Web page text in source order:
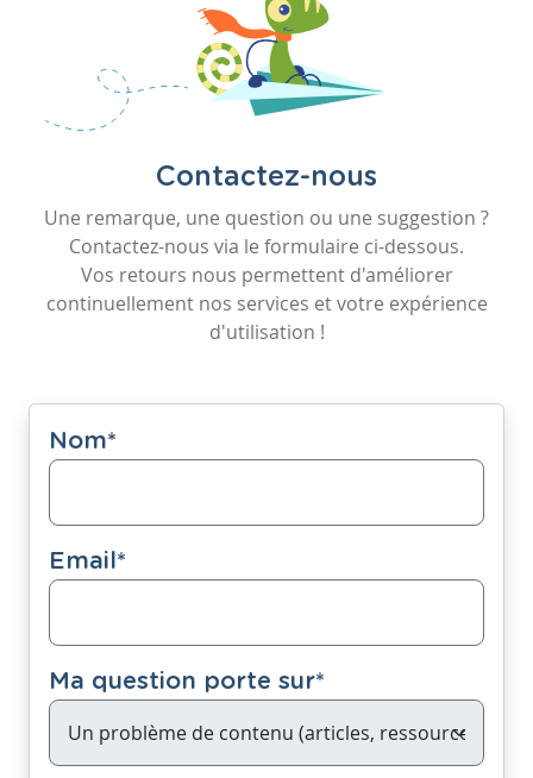
Contactez-nous
Une remarque, une question ou une suggestion ?
Contactez-nous via le formulaire ci-dessous.
Vos retours nous permettent d'améliorer
continuellement nos services et votre expérience
d'utilisation !
Nom*
Email*
Ma question porte sur*